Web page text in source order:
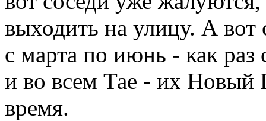
выходить на улицу. А
с марта по июнь - как
и во всем Тае - их Новый
время.